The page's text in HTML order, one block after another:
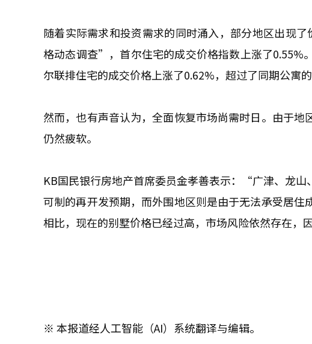
随着实际需求和投资需求的同时涌入，部分地区出现
格动态调查”，首尔住宅的成交价格指数上涨了0.55%
尔联排住宅的成交价格上涨了0.62%，超过了同期公寓的
然而，也有声音认为，全面恢复市场尚需时日。由于
仍然疲软。
KB国民银行房地产首席委员金孝善表示：“广津、龙
可制的再开发预期，而外围地区则是由于无法承受居
相比，现在的别墅价格已经过高，市场风险依然存在，
※ 本报道经人工智能（AI）系统翻译与编辑。